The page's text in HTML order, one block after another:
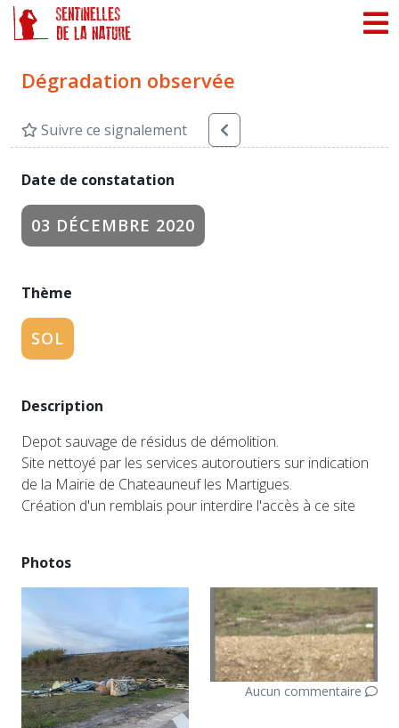
Dégradation observée
Suivre ce signalement
Date de constatation
03 DÉCEMBRE 2020
Thème
SOL
Description
Depot sauvage de résidus de démolition.
Site nettoyé par les services autoroutiers sur indication
de la Mairie de Chateauneuf les Martigues.
Création d'un remblais pour interdire l'accès à ce site
Photos
Aucun commentaire
Panneau de gestion des cookies